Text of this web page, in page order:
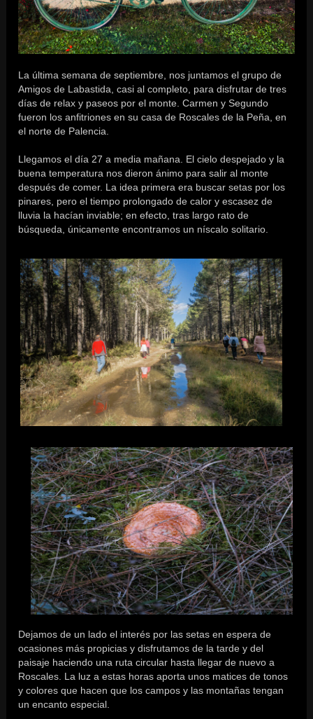
La última semana de septiembre, nos juntamos el grupo de
Amigos de Labastida, casi al completo, para disfrutar de tres
días de relax y paseos por el monte. Carmen y Segundo
fueron los anfitriones en su casa de Roscales de la Peña, en
el norte de Palencia.
Llegamos el día 27 a media mañana. El cielo despejado y la
buena temperatura nos dieron ánimo para salir al monte
después de comer. La idea primera era buscar setas por los
pinares, pero el tiempo prolongado de calor y escasez de
lluvia la hacían inviable; en efecto, tras largo rato de
búsqueda, únicamente encontramos un níscalo solitario.
Dejamos de un lado el interés por las setas en espera de
ocasiones más propicias y disfrutamos de la tarde y del
paisaje haciendo una ruta circular hasta llegar de nuevo a
Roscales. La luz a estas horas aporta unos matices de tonos
y colores que hacen que los campos y las montañas tengan
un encanto especial.